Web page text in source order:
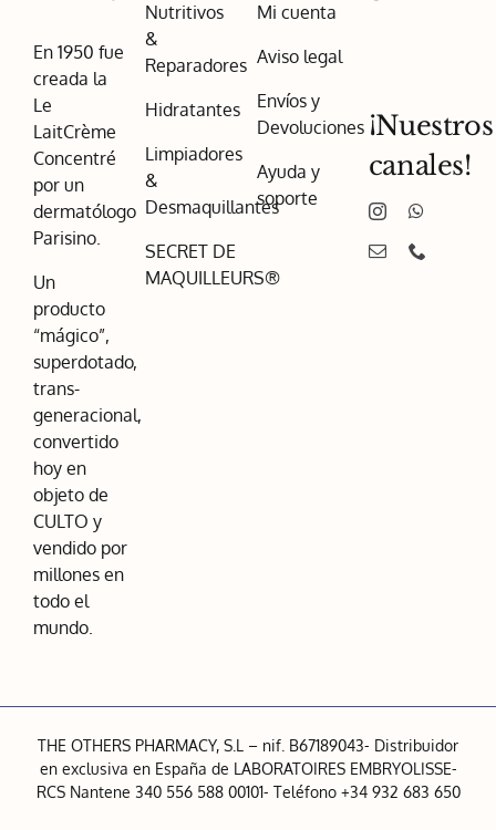
En 1950 fue
creada la
Le
LaitCrème
Concentré
por un
dermatólogo
Parisino.
Un
producto
“mágico”,
superdotado,
trans-
generacional,
convertido
hoy en
objeto de
CULTO y
vendido por
millones en
todo el
mundo.
Nutritivos
&
Reparadores
Hidratantes
Limpiadores
&
Desmaquillantes
SECRET DE
MAQUILLEURS®
Mi cuenta
Aviso legal
Envíos y
Devoluciones
Ayuda y
soporte
¡Nuestros
canales!
THE OTHERS PHARMACY, S.L – nif. B67189043- Distribuidor
en exclusiva en España de LABORATOIRES EMBRYOLISSE-
RCS Nantene 340 556 588 00101- Teléfono +34 932 683 650